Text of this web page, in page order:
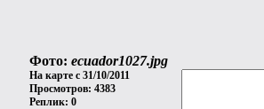
Фото: ecuador1027.jpg
На карте с 31/10/2011
Просмотров: 4383
Реплик: 0